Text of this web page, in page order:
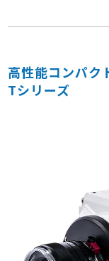
高性能コンパ
Tシリーズ